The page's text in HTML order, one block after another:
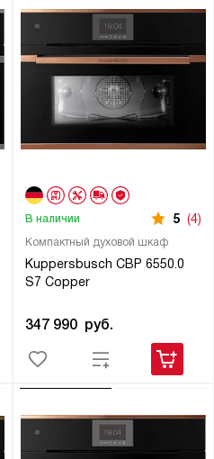
Компактный духовой шкаф
Kuppersbusch CBP 6550.0
S7 Copper
В наличии 5 (4)
347 990 руб.